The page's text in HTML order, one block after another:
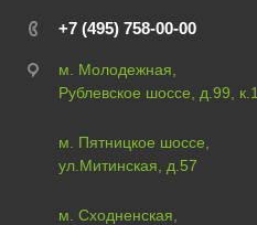
+7 (495) 758-00-00
м. Молодежная,
Рублевское шоссе, д.99, к.1
м. Пятницкое шоссе,
ул.Митинская, д.57
м. Сходненская,